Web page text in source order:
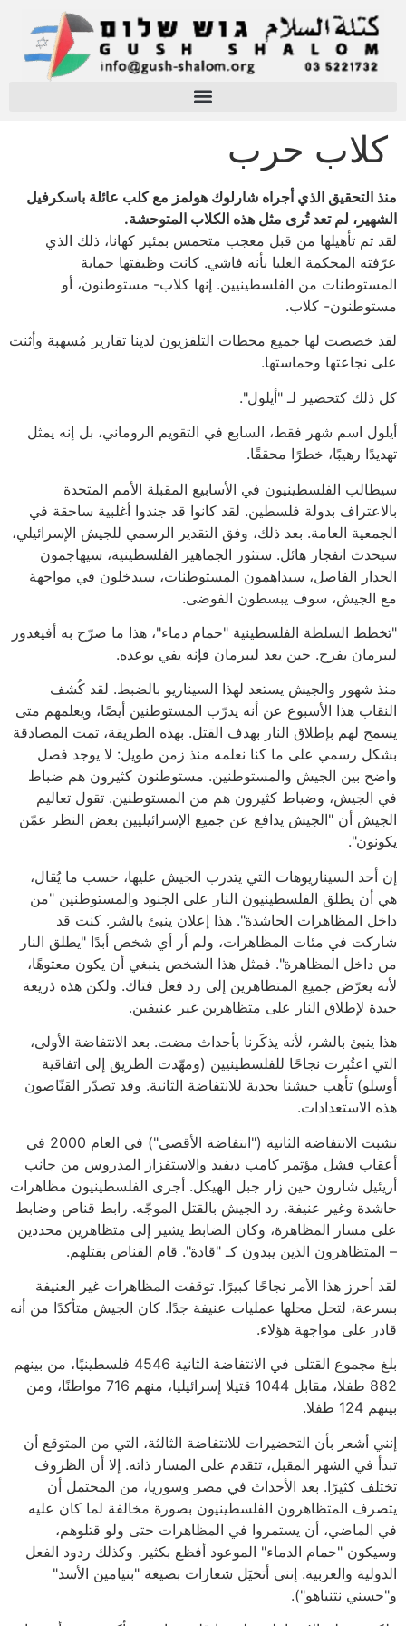
كلاب حرب
منذ التحقيق الذي أجراه شارلوك هولمز مع كلب عائلة باسكرفيل
الشهير، لم تعد تُرى مثل هذه الكلاب المتوحشة.
لقد تم تأهيلها من قبل معجب متحمس بمئير كهانا، ذلك الذي
عرّفته المحكمة العليا بأنه فاشي. كانت وظيفتها حماية
المستوطنات من الفلسطينيين. إنها كلاب- مستوطنون، أو
مستوطنون- كلاب.
لقد خصصت لها جميع محطات التلفزيون لدينا تقارير مُسهبة وأثنت
على نجاعتها وحماستها.
كل ذلك كتحضير لـ "أيلول".
أيلول اسم شهر فقط، السابع في التقويم الروماني، بل إنه يمثل
تهديدًا رهيبًا، خطرًا محققًا.
سيطالب الفلسطينيون في الأسابيع المقبلة الأمم المتحدة
بالاعتراف بدولة فلسطين. لقد كانوا قد جندوا أغلبية ساحقة في
الجمعية العامة. بعد ذلك، وفق التقدير الرسمي للجيش الإسرائيلي،
سيحدث انفجار هائل. ستثور الجماهير الفلسطينية، سيهاجمون
الجدار الفاصل، سيداهمون المستوطنات، سيدخلون في مواجهة
مع الجيش، سوف يبسطون الفوضى.
"تخطط السلطة الفلسطينية "حمام دماء"، هذا ما صرّح به أفيغدور
ليبرمان بفرح. حين يعد ليبرمان فإنه يفي بوعده.
منذ شهور والجيش يستعد لهذا السيناريو بالضبط. لقد كُشف
النقاب هذا الأسبوع عن أنه يدرّب المستوطنين أيضًا، ويعلمهم متى
يسمح لهم بإطلاق النار بهدف القتل. بهذه الطريقة، تمت المصادقة
بشكل رسمي على ما كنا نعلمه منذ زمن طويل: لا يوجد فصل
واضح بين الجيش والمستوطنين. مستوطنون كثيرون هم ضباط
في الجيش، وضباط كثيرون هم من المستوطنين. تقول تعاليم
الجيش أن "الجيش يدافع عن جميع الإسرائيليين بغض النظر عمّن
يكونون".
إن أحد السيناريوهات التي يتدرب الجيش عليها، حسب ما يُقال،
هي أن يطلق الفلسطينيون النار على الجنود والمستوطنين "من
داخل المظاهرات الحاشدة". هذا إعلان ينبئ بالشر. كنت قد
شاركت في مئات المظاهرات، ولم أر أي شخص أبدًا "يطلق النار
من داخل المظاهرة". فمثل هذا الشخص ينبغي أن يكون معتوهًا،
لأنه يعرّض جميع المتظاهرين إلى رد فعل فتاك. ولكن هذه ذريعة
جيدة لإطلاق النار على متظاهرين غير عنيفين.
هذا ينبئ بالشر، لأنه يذكَرنا بأحداث مضت. بعد الانتفاضة الأولى،
التي اعتُبرت نجاحًا للفلسطينيين (ومهّدت الطريق إلى اتفاقية
أوسلو) تأهب جيشنا بجدية للانتفاضة الثانية. وقد تصدّر القنّاصون
هذه الاستعدادات.
نشبت الانتفاضة الثانية ("انتفاضة الأقصى") في العام 2000 في
أعقاب فشل مؤتمر كامب ديفيد والاستفزاز المدروس من جانب
أريئيل شارون حين زار جبل الهيكل. أجرى الفلسطينيون مظاهرات
حاشدة وغير عنيفة. رد الجيش بالقتل الموجّه. رابط قناص وضابط
على مسار المظاهرة، وكان الضابط يشير إلى متظاهرين محددين
– المتظاهرون الذين يبدون كـ "قادة". قام القناص بقتلهم.
لقد أحرز هذا الأمر نجاحًا كبيرًا. توقفت المظاهرات غير العنيفة
بسرعة، لتحل محلها عمليات عنيفة جدًا. كان الجيش متأكدًا من أنه
قادر على مواجهة هؤلاء.
بلغ مجموع القتلى في الانتفاضة الثانية 4546 فلسطينيًا، من بينهم
882 طفلا، مقابل 1044 قتيلا إسرائيليا، منهم 716 مواطنًا، ومن
بينهم 124 طفلا.
إنني أشعر بأن التحضيرات للانتفاضة الثالثة، التي من المتوقع أن
تبدأ في الشهر المقبل، تتقدم على المسار ذاته. إلا أن الظروف
تختلف كثيرًا. بعد الأحداث في مصر وسوريا، من المحتمل أن
يتصرف المتظاهرون الفلسطينيون بصورة مخالفة لما كان عليه
في الماضي، أن يستمروا في المظاهرات حتى ولو قتلوهم،
وسيكون "حمام الدماء" الموعود أفظع بكثير. وكذلك ردود الفعل
الدولية والعربية. إنني أتخيَل شعارات بصيغة "بنيامين الأسد"
و"حسني نتنياهو").